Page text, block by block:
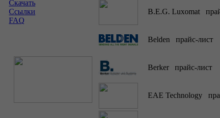
Скачать
Ссылки
FAQ
B.E.G. Luxomat
Belden прайс-лист
Berker прайс-лист
EAE Technology